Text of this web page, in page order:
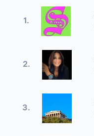
1.
2.
3.